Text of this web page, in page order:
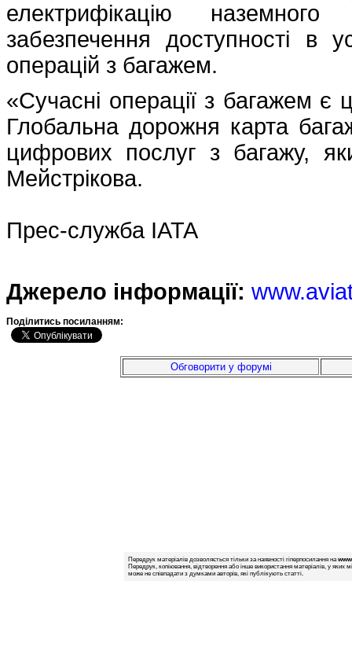
електрифікацію
забезпечення доступності в
операцій з багажем.
«Сучасні операції з багажем є
Глобальна дорожня карта
цифрових послуг з багажу,
Мейстрікова.
Прес-служба IATA
Джерело інформації:
Подiлитись посиланням:
Обговорити у форумі
Передрук матеріалів дозволяється тільки за наявності гіперпосилання на
Передрук, копіювання, відтворення або інше використання матеріалів, у яких
може не співпадати з думками авторів, які публікують статті.